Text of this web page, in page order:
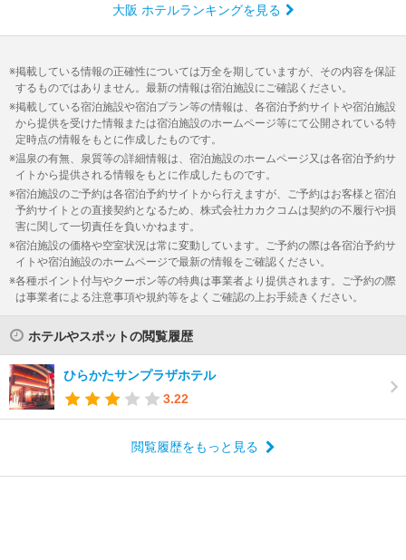
大阪 ホテルランキングを見る
掲載している情報の正確性については万全を期していますが、その内容を保証
するものではありません。最新の情報は宿泊施設にご確認ください。
掲載している宿泊施設や宿泊プラン等の情報は、各宿泊予約サイトや宿泊施設
から提供を受けた情報または宿泊施設のホームページ等にて公開されている特
定時点の情報をもとに作成したものです。
温泉の有無、泉質等の詳細情報は、宿泊施設のホームページ又は各宿泊予約サ
イトから提供される情報をもとに作成したものです。
宿泊施設のご予約は各宿泊予約サイトから行えますが、ご予約はお客様と宿泊
予約サイトとの直接契約となるため、株式会社カカクコムは契約の不履行や損
害に関して一切責任を負いかねます。
宿泊施設の価格や空室状況は常に変動しています。ご予約の際は各宿泊予約サ
イトや宿泊施設のホームページで最新の情報をご確認ください。
各種ポイント付与やクーポン等の特典は事業者より提供されます。ご予約の際
は事業者による注意事項や規約等をよくご確認の上お手続きください。
ホテルやスポットの閲覧履歴
ひらかたサンプラザホテル
3.22
閲覧履歴をもっと見る